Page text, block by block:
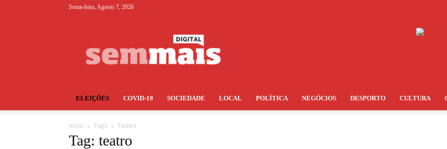
Sexta-feira, Agosto 7, 2026
ELEIÇÕES COVID-19 SOCIEDADE LOCAL POLÍTICA NEGÓCIOS DESPORTO CULTURA
Início Tags Teatro
Tag: teatro